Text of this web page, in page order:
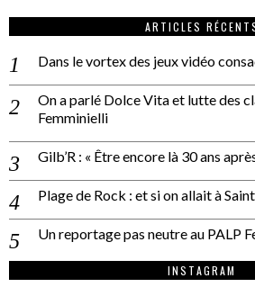
ARTICLES
Dans le vortex des jeux vidéo
On a parlé Dolce Vita et lutte des
Femminielli
Gilb’R : « Être encore là 30 ans
Plage de Rock : et si on allait à
Un reportage pas neutre au PALP
INSTAGRAM